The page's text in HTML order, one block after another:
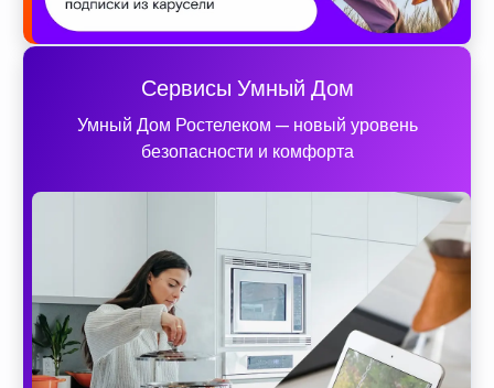
Сервисы Умный Дом
Умный Дом Ростелеком — новый уровень
безопасности и комфорта